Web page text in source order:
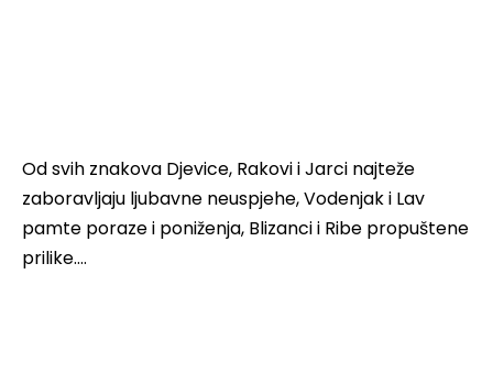
Od svih znakova Djevice, Rakovi i Jarci najteže
zaboravljaju ljubavne neuspjehe, Vodenjak i Lav
pamte poraze i poniženja, Blizanci i Ribe propuštene
prilike….